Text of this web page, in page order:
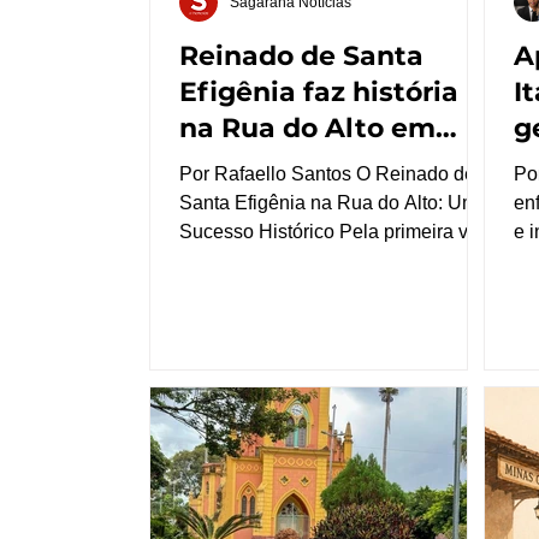
Reinado de Santa
Efigênia faz história
na Rua do Alto em
Itaguara
Por Rafaello Santos O Reinado de
Santa Efigênia na Rua do Alto: Um
Sucesso Histórico Pela primeira vez,
Efigênia. O evento marcou um
momento histórico para a
comunidade e reafirmou a força das
tradições que mantêm viva a
identidade do povo itaguarense.
e